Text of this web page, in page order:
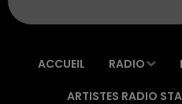
ACCUEIL RADIO
ARTISTES RADIO